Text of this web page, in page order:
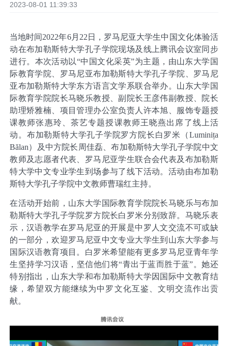
2023-08-01 11:39:33
当地时间2022年6月 22 日，罗马尼亚大学生中国文化体验活
动在布加勒斯特大学孔子学院现场及线上腾讯会议室同步
进行。本次活动以“中国文化采英”为主题，由山东大学国
际教育学院、罗马尼亚布加勒斯特大学孔子学院、罗马尼
亚布加勒斯特大学东方语言文学系联合举办。山东大学国
际教育学院院长马晓乐教授、副院长王彦伟副教授、院长
助理矫雅楠、项目管理办公室负责人许本旭、服饰专题授
课教师张惠玲、茶艺专题授课教师王晓燕出席了线上活
动。布加勒斯特大学孔子学院罗方院长白罗米（Luminița
Bălan）及中方院长周佳磊、布加勒斯特大学孔子学院中文
教师及志愿者代表、罗马尼亚学生联合会代表及布加勒斯
特大学中文专业学生到场参与了线下活动。活动由布加勒
斯特大学孔子学院中文教师曹瑞红主持。
在活动开始前，山东大学国际教育学院院长马晓乐与布加
勒斯特大学孔子学院罗方院长白罗米分别致辞。马晓乐表
示，汉语教学在罗马尼亚的开展是中罗人文交流不可或缺
的一部分，欢迎罗马尼亚中文专业大学生到山东大学参与
国际汉语教育项目。白罗米希望能有更多罗马尼亚青年学
生坚持学习汉语，坚信他们将“青出于蓝而胜于蓝”。她还
特别指出，山东大学和布加勒斯特大学因国际中文教育结
缘，希望双方能继续为中罗文化互鉴、文明交流作出贡
献。